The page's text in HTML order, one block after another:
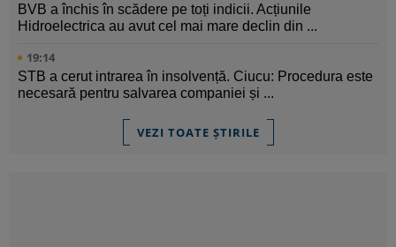
BVB a închis în scădere pe toți indicii. Acțiunile
Hidroelectrica au avut cel mai mare declin din ...
19:14
STB a cerut intrarea în insolvență. Ciucu: Procedura este
necesară pentru salvarea companiei și ...
VEZI TOATE ȘTIRILE